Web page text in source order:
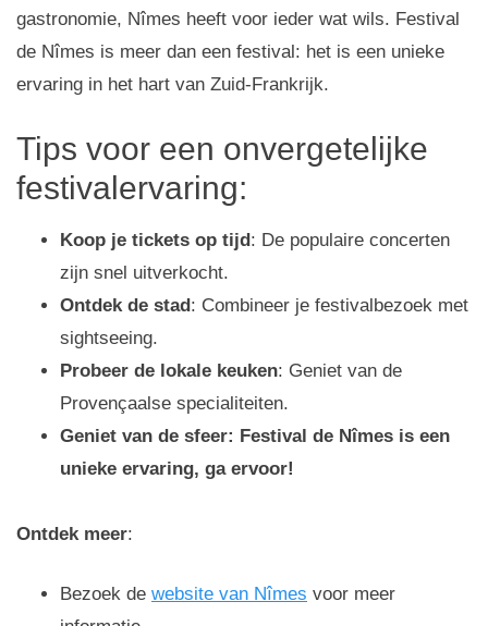
gastronomie, Nîmes heeft voor ieder wat wils. Festival
de Nîmes is meer dan een festival: het is een unieke
ervaring in het hart van Zuid-Frankrijk.
Tips voor een onvergetelijke
festivalervaring:
Koop je tickets op tijd: De populaire concerten
zijn snel uitverkocht.
Ontdek de stad: Combineer je festivalbezoek met
sightseeing.
Probeer de lokale keuken: Geniet van de
Provençaalse specialiteiten.
Geniet van de sfeer: Festival de Nîmes is een
unieke ervaring, ga ervoor!
Ontdek meer:
Bezoek de website van Nîmes voor meer